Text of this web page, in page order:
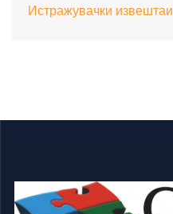
Истражувачки извештаи